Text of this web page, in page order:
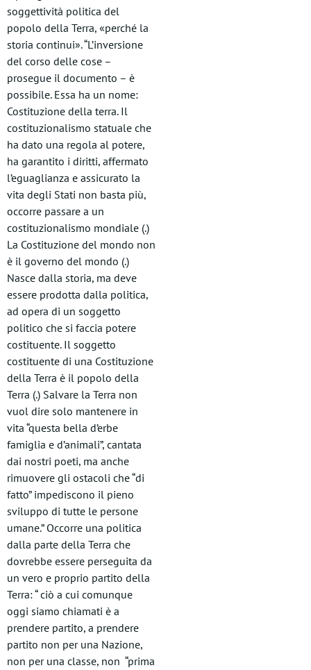
soggettività politica del
popolo della Terra, «perché la
storia continui». “L’inversione
del corso delle cose –
prosegue il documento – è
possibile. Essa ha un nome:
Costituzione della terra. Il
costituzionalismo statuale che
ha dato una regola al potere,
ha garantito i diritti, affermato
l’eguaglianza e assicurato la
vita degli Stati non basta più,
occorre passare a un
costituzionalismo mondiale (.)
La Costituzione del mondo non
è il governo del mondo (.)
Nasce dalla storia, ma deve
essere prodotta dalla politica,
ad opera di un soggetto
politico che si faccia potere
costituente. Il soggetto
costituente di una Costituzione
della Terra è il popolo della
Terra (.) Salvare la Terra non
vuol dire solo mantenere in
vita “questa bella d’erbe
famiglia e d’animali”, cantata
dai nostri poeti, ma anche
rimuovere gli ostacoli che “di
fatto” impediscono il pieno
sviluppo di tutte le persone
umane.” Occorre una politica
dalla parte della Terra che
dovrebbe essere perseguita da
un vero e proprio partito della
Terra: “ ciò a cui comunque
oggi siamo chiamati è a
prendere partito, a prendere
partito non per una Nazione,
non per una classe, non “prima